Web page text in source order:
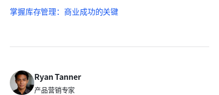
掌握库存管理：商业成功的关键
Ryan Tanner
产品营销专家